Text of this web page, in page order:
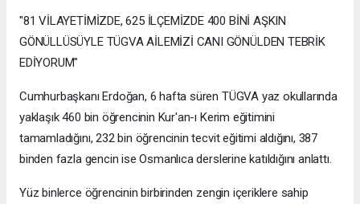
"81 VİLAYETİMİZDE, 625 İLÇEMİZDE 400 BİNİ AŞKIN
GÖNÜLLÜSÜYLE TÜGVA AİLEMİZİ CANI GÖNÜLDEN TEBRİK
EDİYORUM"
Cumhurbaşkanı Erdoğan, 6 hafta süren TÜGVA yaz okullarında
yaklaşık 460 bin öğrencinin Kur'an-ı Kerim eğitimini
tamamladığını, 232 bin öğrencinin tecvit eğitimi aldığını, 387
binden fazla gencin ise Osmanlıca derslerine katıldığını anlattı.
Yüz binlerce öğrencinin birbirinden zengin içeriklere sahip